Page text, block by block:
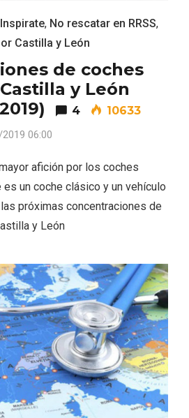
Inspirate, No rescatar en RRSS,
Castilla y León
de coches
y León
4 10633
06:00
afición por los coches
un coche clásico y un vehículo
próximas concentraciones de
y León